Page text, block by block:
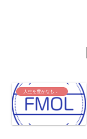
人生を豊かなものに